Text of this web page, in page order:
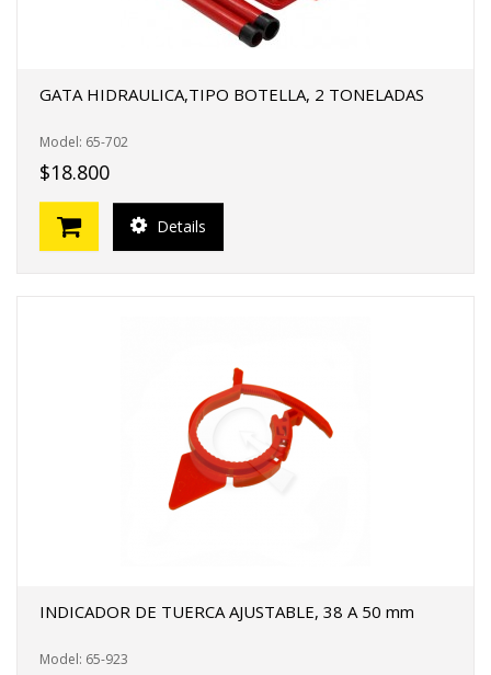
GATA HIDRAULICA,TIPO BOTELLA, 2 TONELADAS
Model: 65-702
$18.800
Details
INDICADOR DE TUERCA AJUSTABLE, 38 A 50 mm
Model: 65-923